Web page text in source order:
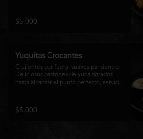
disfrutar como entrada con el auténtico
sabor de la cocina nikkei.
$5.000
Yuquitas Crocantes
Crujientes por fuera, suaves por dentro.
Deliciosos bastones de yuca dorados
hasta alcanzar el punto perfecto, servidos
compartir o complementar cualquier
experiencia Matsumoto Nikkei.
$5.000